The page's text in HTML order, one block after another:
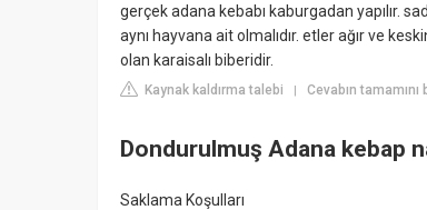
gerçek adana kebabı kaburgadan yapılır.
aynı hayvana ait olmalıdır. etler ağır ve
olan karaisalı biberidir.
Kaynak kaldırma talebi | Cevabın
Dondurulmuş Adana kebap
Saklama Koşulları